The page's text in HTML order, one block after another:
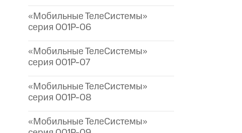
«Мобильные ТелеСистемы»
серия 001P-06
«Мобильные ТелеСистемы»
серия 001P-07
«Мобильные ТелеСистемы»
серия 001P-08
«Мобильные ТелеСистемы»